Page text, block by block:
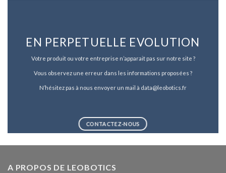
EN PERPETUELLE EVOLUTION
Votre produit ou votre entreprise n’apparait pas sur notre site ?
Vous observez une erreur dans les informations proposées ?
N’hésitez pas à nous envoyer un mail à data@leobotics.fr
CONTACTEZ-NOUS
A PROPOS DE LEOBOTICS